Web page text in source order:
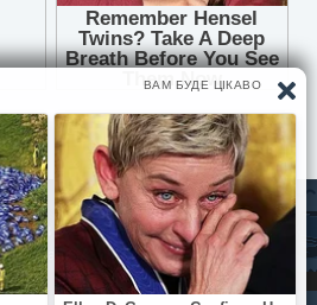
З будь-яких питань звертайтесь на